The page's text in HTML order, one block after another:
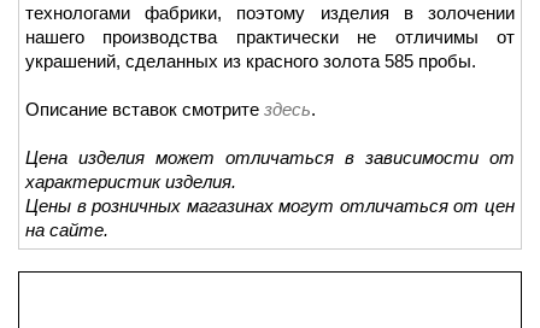
технологами фабрики, поэтому изделия в золочении
нашего производства практически не отличимы от
украшений, сделанных из красного золота 585 пробы.
Описание вставок смотрите здесь.
Цена изделия может отличаться в зависимости от
характеристик изделия.
Цены в розничных магазинах могут отличаться от цен
на сайте.